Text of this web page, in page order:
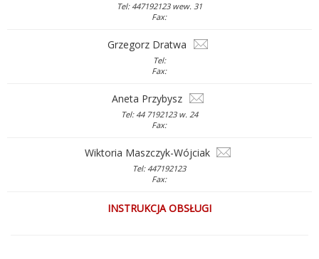
Tel: 447192123 wew. 31
Fax:
Grzegorz Dratwa
Tel:
Fax:
Aneta Przybysz
Tel: 44 7192123 w. 24
Fax:
Wiktoria Maszczyk-Wójciak
Tel: 447192123
Fax:
INSTRUKCJA OBSŁUGI